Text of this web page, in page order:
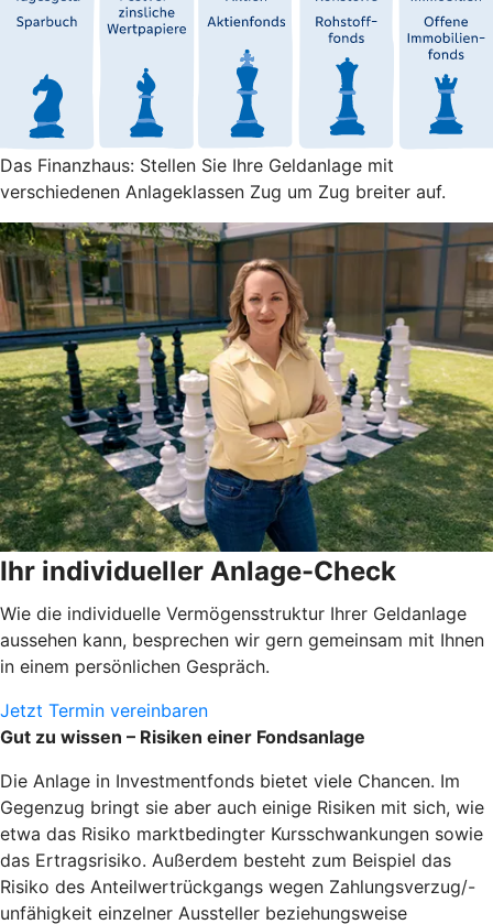
Das Finanzhaus: Stellen Sie Ihre Geldanlage mit
verschiedenen Anlageklassen Zug um Zug breiter auf.
Ihr individueller Anlage-Check
Wie die individuelle Vermögensstruktur Ihrer Geldanlage
aussehen kann, besprechen wir gern gemeinsam mit Ihnen
in einem persönlichen Gespräch.
Jetzt Termin vereinbaren
Gut zu wissen – Risiken einer Fondsanlage
Die Anlage in Investmentfonds bietet viele Chancen. Im
Gegenzug bringt sie aber auch einige Risiken mit sich, wie
etwa das Risiko marktbedingter Kursschwankungen sowie
das Ertragsrisiko. Außerdem besteht zum Beispiel das
Risiko des Anteilwertrückgangs wegen Zahlungsverzug/-
unfähigkeit einzelner Aussteller beziehungsweise